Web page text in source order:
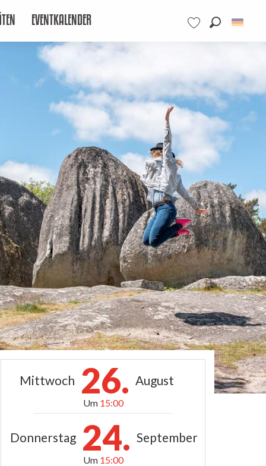
Voir les favoris
EVENTKALENDER
Mittwoch 26. August
Um 15:00
Donnerstag 24. September
Um 15:00